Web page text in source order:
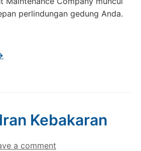
perlindungan gedung Anda.
Kebakaran
a comment